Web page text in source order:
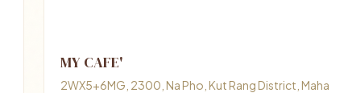
MY​​ CAFE​'
2WX5+6MG, 2300, Na Pho, Kut Rang District, Maha